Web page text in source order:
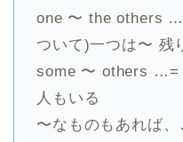
one 〜 the others
ついて)一つは〜 残
some 〜 others …=
人もいる
〜なものもあれば